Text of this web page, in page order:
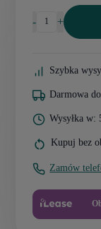
- +
Szybka
Darmowa
Wysyłka w:
Kupuj bez
Zamów